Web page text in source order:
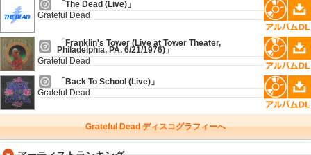
「The Dead (Live)」
Grateful Dead
「Franklin's Tower (Live at Tower Theater,
Philadelphia, PA, 6/21/1976)」
Grateful Dead
「Back To School (Live)」
Grateful Dead
Grateful Dead ディスコグラフィーへ